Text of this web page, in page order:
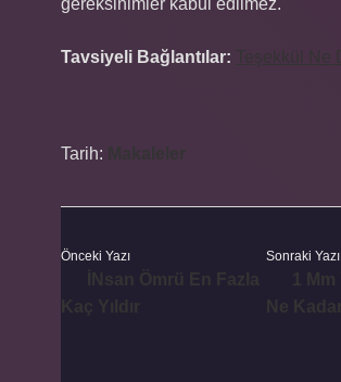
gereksinimler kabul edilmez.
Tavsiyeli Bağlantılar:
Tarih:
Önceki Yazı Sonraki Yazı